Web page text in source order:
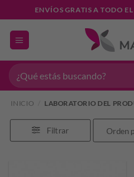
al
contenido
ENVÍOS GRATIS A TODO
Buscar
por:
INICIO LABORATORIO DEL
Filtrar